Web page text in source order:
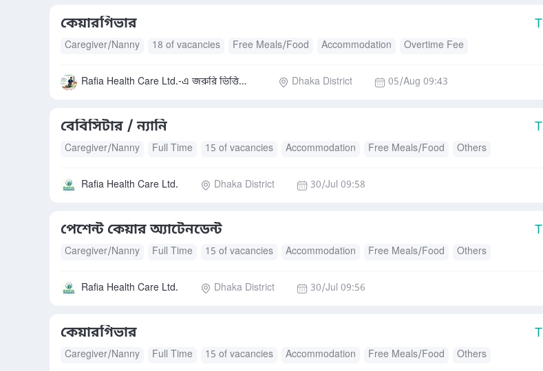
কেয়ারগিভার
Caregiver/Nanny 18 of vacancies Free Meals/Food Accommodation Overtime Fee
Rafia Health Care Ltd.-এ জরুরি ভিত্তিতে কেয়ারগিভার (পুরুষ/মহিলা) Dhaka District 05/Aug 09:43
বেবিসিটার / ন্যানি
Caregiver/Nanny Full Time 15 of vacancies Accommodation Free Meals/Food Others
Rafia Health Care Ltd. Dhaka District 30/Jul 09:58
পেশেন্ট কেয়ার অ্যাটেনডেন্ট
Caregiver/Nanny Full Time 15 of vacancies Accommodation Free Meals/Food Others
Rafia Health Care Ltd. Dhaka District 30/Jul 09:56
কেয়ারগিভার
Caregiver/Nanny Full Time 15 of vacancies Accommodation Free Meals/Food Others